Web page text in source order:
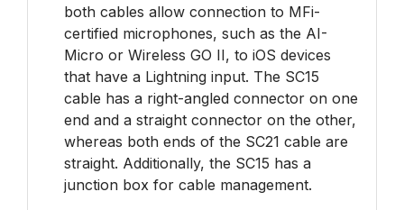
both cables allow connection to MFi-
certified microphones, such as the AI-
Micro or Wireless GO II, to iOS devices
that have a Lightning input. The SC15
cable has a right-angled connector on one
end and a straight connector on the other,
whereas both ends of the SC21 cable are
straight. Additionally, the SC15 has a
junction box for cable management.